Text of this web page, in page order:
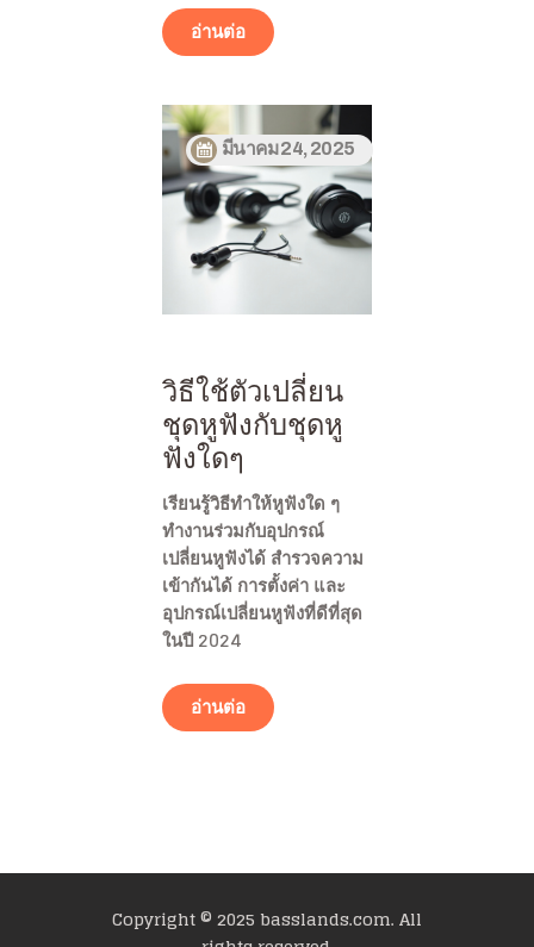
อ่านต่อ
มีนาคม 24, 2025
วิธีใช้ตัวเปลี่ยน
ชุดหูฟังกับชุดหู
ฟังใดๆ
เรียนรู้วิธีทำให้หูฟังใด ๆ
ทำงานร่วมกับอุปกรณ์
เปลี่ยนหูฟังได้ สำรวจความ
เข้ากันได้ การตั้งค่า และ
อุปกรณ์เปลี่ยนหูฟังที่ดีที่สุด
ในปี 2024
อ่านต่อ
Copyright © 2025 basslands.com. All